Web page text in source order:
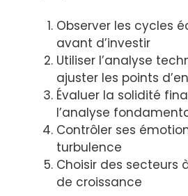
Observer les cycles
avant d’investir
Utiliser l’analyse
ajuster les points
Évaluer la solidité
l’analyse
Contrôler ses
turbulence
Choisir des secteurs
de croissance